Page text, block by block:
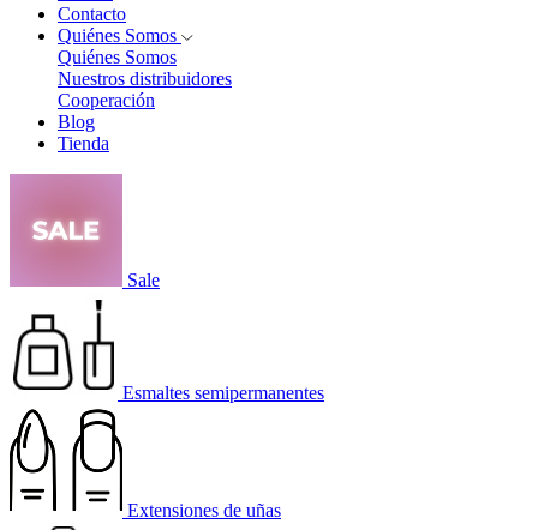
Contacto
Quiénes Somos
Quiénes Somos
Nuestros distribuidores
Cooperación
Blog
Tienda
Sale
Esmaltes semipermanentes
Extensiones de uñas